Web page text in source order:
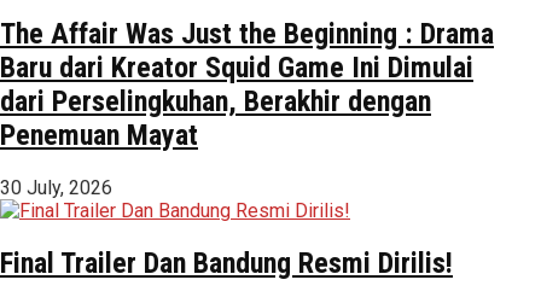
The Affair Was Just the Beginning : Drama
Baru dari Kreator Squid Game Ini Dimulai
dari Perselingkuhan, Berakhir dengan
Penemuan Mayat
30 July, 2026
Final Trailer Dan Bandung Resmi Dirilis!